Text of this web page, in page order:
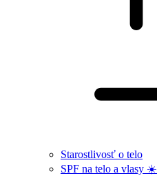
Starostlivosť o telo
SPF na telo a vlasy ☀️